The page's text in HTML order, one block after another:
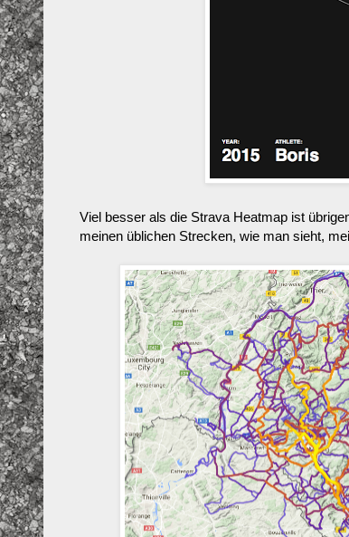
Viel besser als die Strava Heatmap ist
meinen üblichen Strecken, wie man sieht,